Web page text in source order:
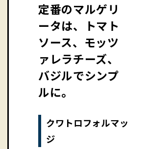
定番のマルゲリ
ータは、トマト
ソース、モッツ
ァレラチーズ、
バジルでシンプ
ルに。
クワトロフォルマッ
ジ